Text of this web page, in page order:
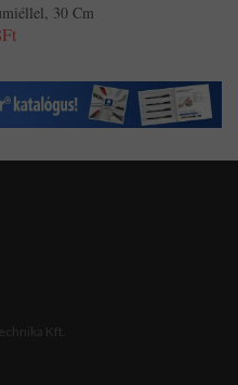
30 Cm
Kft.